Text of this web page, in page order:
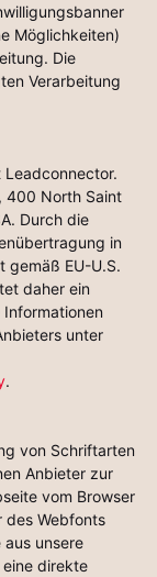
Möglichkeiten)
Die
Verarbeitung
Leadconnector.
400 North Saint
Durch die
in
gemäß EU-U.S.
daher ein
Informationen
unter
.
von Schriftarten
Anbieter zur
vom Browser
des Webfonts
aus unsere
direkte